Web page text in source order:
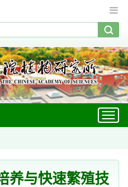
养与快速繁殖技